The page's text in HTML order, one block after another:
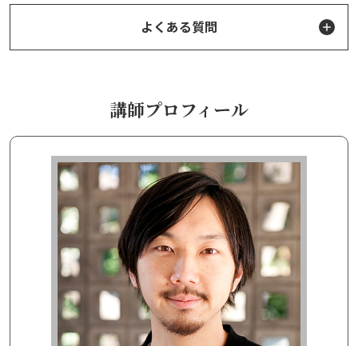
よくある質問
講師プロフィール